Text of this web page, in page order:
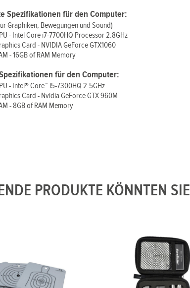
Spezifikationen für den Computer:
Graphiken, Bewegungen und Sound)
- Intel Core i7-7700HQ Processor 2.8GHz
Card - NVIDIA GeForce GTX1060
- 16GB of RAM Memory
für den Computer:
- Intel® Core™ i5-7300HQ 2.5GHz
Card - Nvidia GeForce GTX 960M
- 8GB of RAM Memory
PRODUKTE KÖNNTEN